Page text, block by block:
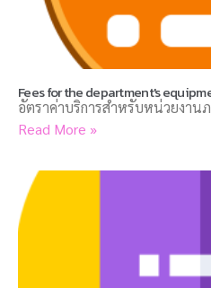
Fees for the department's
อัตราค่าบริการสำหรับหน่วยงาน
Read More »